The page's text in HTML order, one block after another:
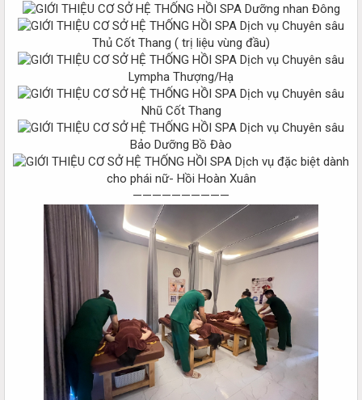
Dưỡng nhan Đông
Dịch vụ Chuyên sâu
Thủ Cốt Thang ( trị liệu vùng đầu)
Dịch vụ Chuyên sâu
Lympha Thượng/Hạ
Dịch vụ Chuyên sâu
Nhũ Cốt Thang
Dịch vụ Chuyên sâu
Bảo Dưỡng Bồ Đào
Dịch vụ đặc biệt dành
cho phái nữ- Hồi Hoàn Xuân
——————————